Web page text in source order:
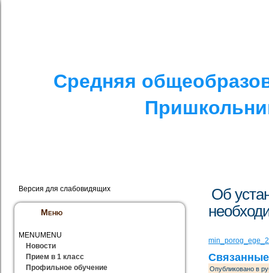
Средняя
Версия для слабовидящих
Меню
MENU MENU
Новости
Прием в 1 класс
Профильное обучение
Об
Опубликовано в